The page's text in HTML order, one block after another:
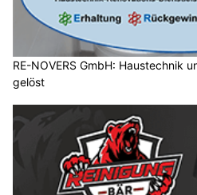
RE-NOVERS GmbH: Haustechnik
gelöst